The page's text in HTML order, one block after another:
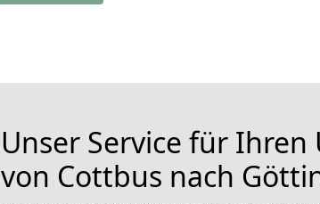
Unser Service für Ihren
von Cottbus nach